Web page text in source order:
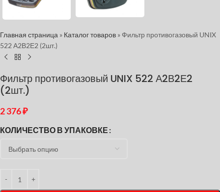
Главная страница » Каталог товаров » Фильтр противогазовый UNIX
522 А2В2Е2 (2шт.)
Фильтр противогазовый UNIX 522 А2В2Е2
(2шт.)
2 376₽
КОЛИЧЕСТВО В УПАКОВКЕ